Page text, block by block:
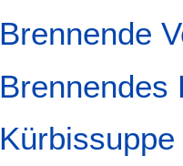
Brennende
Brennendes